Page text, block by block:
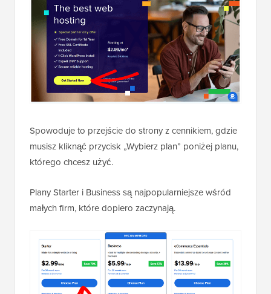
Spowoduje to przejście do strony z cennikiem, gdzie
musisz kliknąć przycisk „Wybierz plan” poniżej planu,
którego chcesz użyć.
Plany Starter i Business są najpopularniejsze wśród
małych firm, które dopiero zaczynają.